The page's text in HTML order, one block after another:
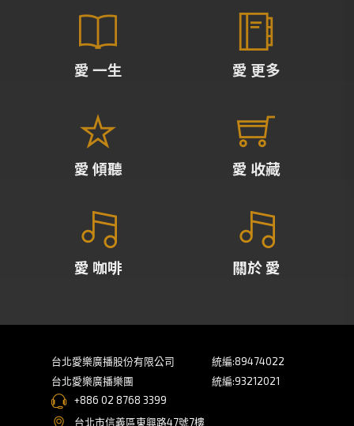
愛 一生 愛 更多
愛 傾聽 愛 收藏
愛 咖啡 關於 愛
台北愛樂廣播股份有限公司
統編:89474022
台北愛樂廣播樂團
統編:93212021
+886 02 8768 3399
台北市信義區東興路47號7樓